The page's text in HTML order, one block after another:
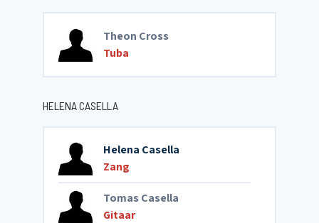
Theon Cross
Tuba
HELENA CASELLA
Helena Casella
Zang
Tomas Casella
Gitaar